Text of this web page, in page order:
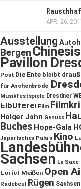
APR. 26,
Ausstellung
Bergen
Pavillon
Post Die Ente bleibt
für Aschenbrödel
Musikfestspiele Dresdner
ElbUferei Film
Holger John Genuss
Buches Hope-Gala
Japanisches Palais Kino
Sachsen La Saxe
Loriot Meißen Open
Radebeul Rügen